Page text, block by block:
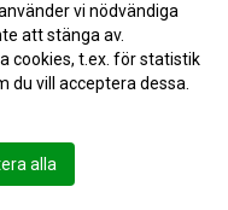
2018-09-05 14:56
2018-08-31 12:48
2018-08-28 12:22
vi nödvändiga
att stänga av.
cookies, t.ex. för statistik
du vill acceptera dessa.
alla